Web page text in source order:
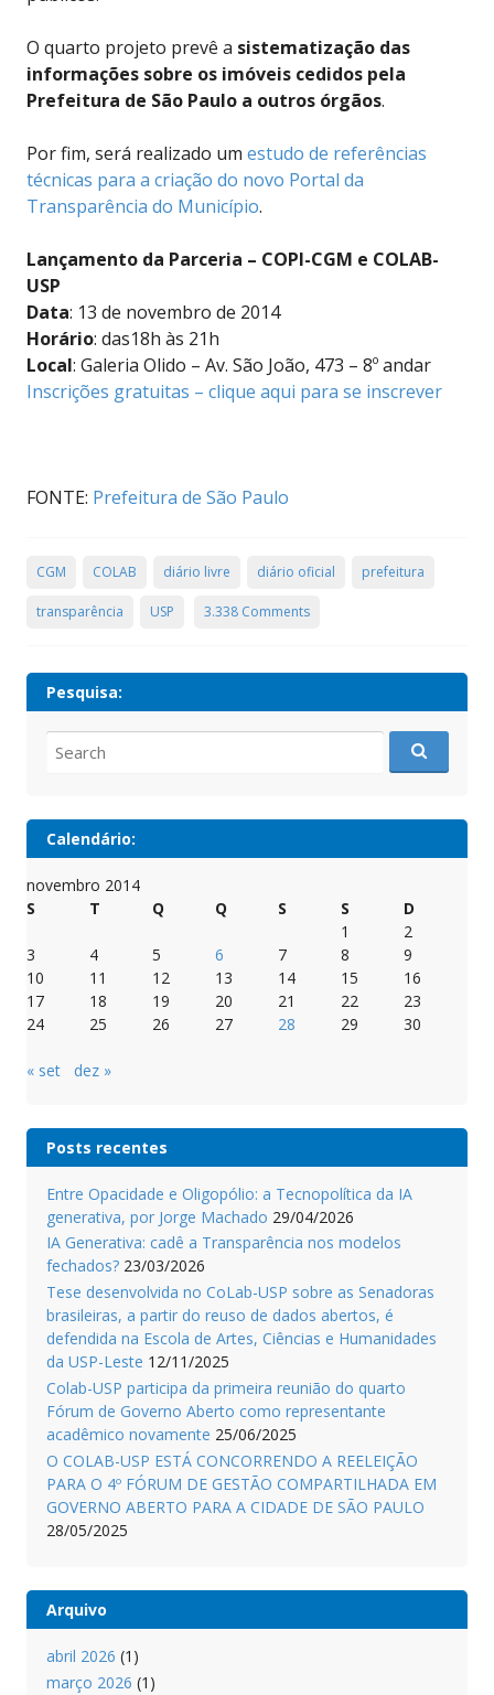
O quarto projeto prevê a sistematização das
informações sobre os imóveis cedidos pela
Prefeitura de São Paulo a outros órgãos.
Por fim, será realizado um estudo de referências
técnicas para a criação do novo Portal da
Transparência do Município.
Lançamento da Parceria – COPI-CGM e COLAB-
USP
Data: 13 de novembro de 2014
Horário: das18h às 21h
Local: Galeria Olido – Av. São João, 473 – 8º andar
Inscrições gratuitas – clique aqui para se inscrever
FONTE: Prefeitura de São Paulo
CGM COLAB diário livre diário oficial prefeitura
transparência USP 3.338 Comments
Pesquisa:
for:
Calendário:
novembro 2014
S
T Q Q S S
D
1
2
3
4 5 6 7 8
9
10
11 12 13 14 15
16
17
18 19 20 21 22
23
24
25 26 27 28 29 30
« set dez »
Posts recentes
Entre Opacidade e Oligopólio: a Tecnopolítica da IA
generativa, por Jorge Machado 29/04/2026
IA Generativa: cadê a Transparência nos modelos
fechados? 23/03/2026
Tese desenvolvida no CoLab-USP sobre as Senadoras
brasileiras, a partir do reuso de dados abertos, é
defendida na Escola de Artes, Ciências e Humanidades
da USP-Leste 12/11/2025
Colab-USP participa da primeira reunião do quarto
Fórum de Governo Aberto como representante
acadêmico novamente 25/06/2025
O COLAB-USP ESTÁ CONCORRENDO A REELEIÇÃO
PARA O 4º FÓRUM DE GESTÃO COMPARTILHADA EM
GOVERNO ABERTO PARA A CIDADE DE SÃO PAULO
28/05/2025
Arquivo
abril 2026 (1)
março 2026 (1)